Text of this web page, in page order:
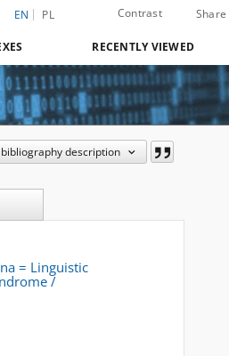
EN PL Contrast Share
RECENTLY VIEWED
description
= Linguistic
/